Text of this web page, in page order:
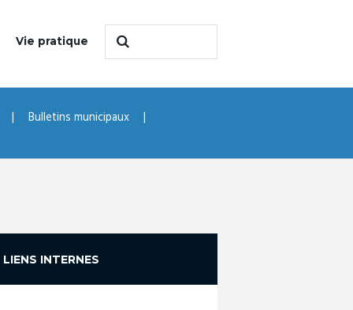
Vie pratique
Bulletins municipaux
LIENS INTERNES